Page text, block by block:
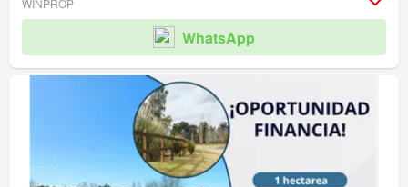
WINPROP
WhatsApp